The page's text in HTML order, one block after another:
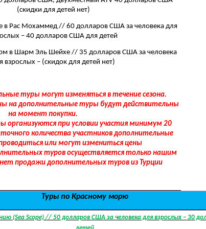
(скидки для детей нет)
в Рас Мохаммед // 60 долларов США за человека для
– 40 долларов США для детей
в Шарм Эль Шейхе // 35 долларов США за человека
взрослых – (скидок для детей нет)
туры могут изменяться в течение сезона.
на дополнительные туры будут действительны
на момент покупки.
при условии участия минимум 20
количества участников дополнительные
или могут измениться цены
туров осуществляется только нашим
нет продажи дополнительных туров из Турции
Туры по Красному морю
(Sea Scope) // 50 долларов США за человека для взрослых – 30